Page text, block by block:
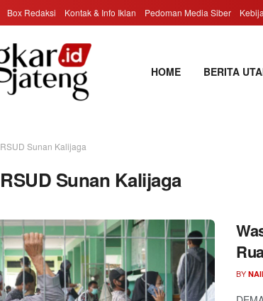
Box Redaksi Kontak & Info Iklan Pedoman Media Siber
HOME BERITA
RSUD Sunan Kalijaga
RSUD Sunan Kalijaga
BY